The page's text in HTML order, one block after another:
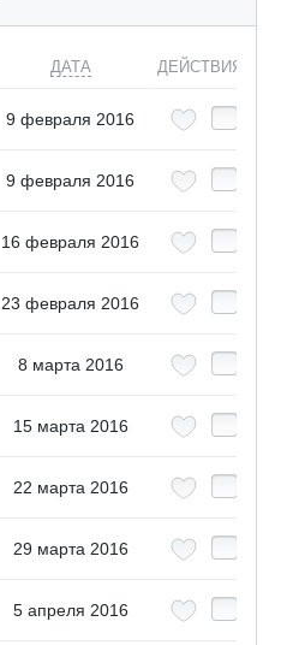
ДАТА ДЕЙСТВИЯ
9 февраля 2016
9 февраля 2016
16 февраля 2016
23 февраля 2016
8 марта 2016
15 марта 2016
22 марта 2016
29 марта 2016
5 апреля 2016